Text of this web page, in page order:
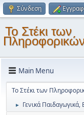
Σύνδεση
Το Στέκι των
Main Menu
Το Στέκι των
► Γενικά Παιδαγωγικά,